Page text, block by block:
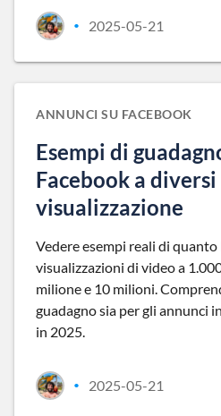
• 2025-05-21
ANNUNCI SU FACEBOOK
Esempi di
Facebook a
visualizzazione
Vedere esempi reali di quanto
visualizzazioni di video a
milione e 10 milioni.
guadagno sia per gli annunci
in 2025.
• 2025-05-21